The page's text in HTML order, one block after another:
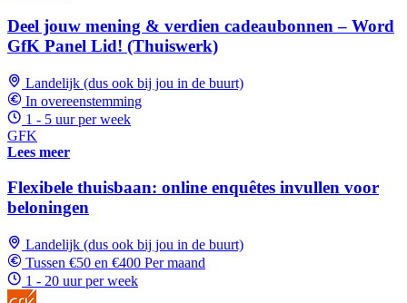
Deel jouw mening & verdien cadeaubonnen – Word
GfK Panel Lid! (Thuiswerk)
Landelijk (dus ook bij jou in de buurt)
In overeenstemming
1 - 5 uur per week
GFK
Lees meer
Flexibele thuisbaan: online enquêtes invullen voor
beloningen
Landelijk (dus ook bij jou in de buurt)
Tussen €50 en €400 Per maand
1 - 20 uur per week